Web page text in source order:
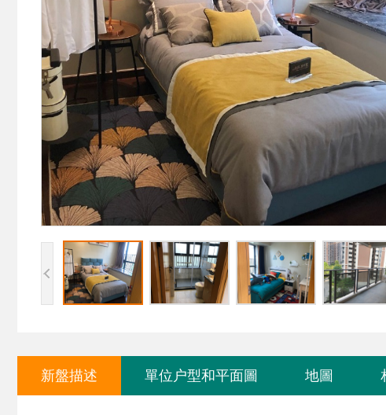
新盤描述 單位户型和平面圖 地圖